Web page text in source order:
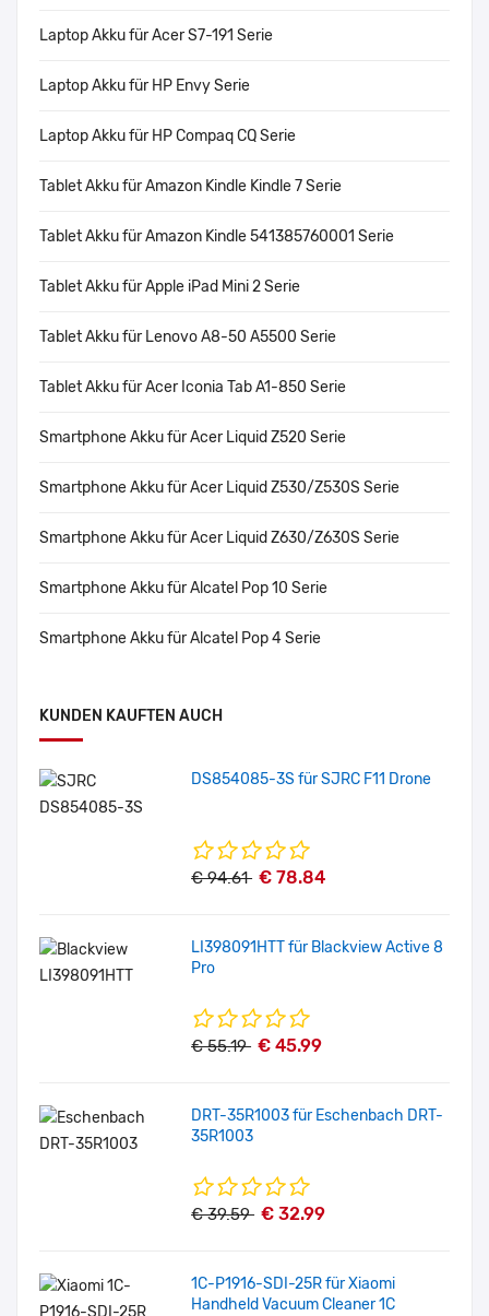
Laptop Akku für Acer S7-191 Serie
Laptop Akku für HP Envy Serie
Laptop Akku für HP Compaq CQ Serie
Tablet Akku für Amazon Kindle Kindle 7 Serie
Tablet Akku für Amazon Kindle 541385760001 Serie
Tablet Akku für Apple iPad Mini 2 Serie
Tablet Akku für Lenovo A8-50 A5500 Serie
Tablet Akku für Acer Iconia Tab A1-850 Serie
Smartphone Akku für Acer Liquid Z520 Serie
Smartphone Akku für Acer Liquid Z530/Z530S Serie
Smartphone Akku für Acer Liquid Z630/Z630S Serie
Smartphone Akku für Alcatel Pop 10 Serie
Smartphone Akku für Alcatel Pop 4 Serie
KUNDEN KAUFTEN AUCH
DS854085-3S für SJRC F11 Drone
€ 94.61 € 78.84
LI398091HTT für Blackview Active 8
Pro
€ 55.19 € 45.99
DRT-35R1003 für Eschenbach DRT-
35R1003
€ 39.59 € 32.99
1C-P1916-SDI-25R für Xiaomi
Handheld Vacuum Cleaner 1C